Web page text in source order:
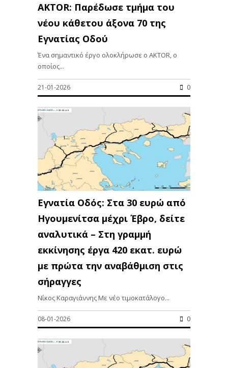
AKTOR: Παρέδωσε τμήμα του
νέου κάθετου άξονα 70 της
Εγνατίας Οδού
Ένα σημαντικό έργο ολοκλήρωσε ο AKTOR, ο
οποίος...
21-01-2026 0
Εγνατία Οδός: Στα 30 ευρώ από
Ηγουμενίτσα μέχρι Έβρο, δείτε
αναλυτικά – Στη γραμμή
εκκίνησης έργα 420 εκατ. ευρώ
με πρώτα την αναβάθμιση στις
σήραγγες
Νίκος Καραγιάννης Με νέο τιμοκατάλογο...
08-01-2026 0